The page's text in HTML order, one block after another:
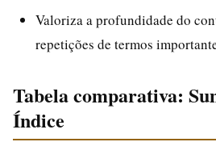
Valoriza a profundidade do
repetições de termos
Tabela comparativa:
Índice